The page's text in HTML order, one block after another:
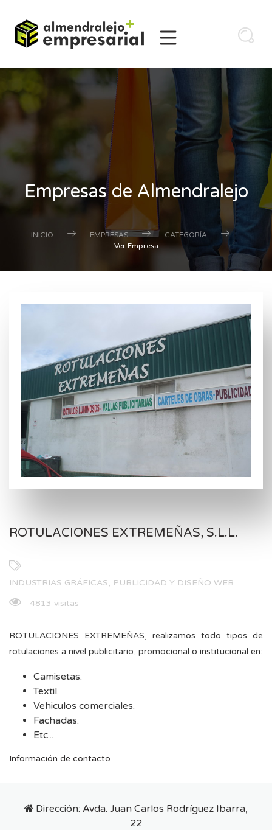
Empresas de Almendralejo
INICIO EMPRESAS
CATEGORÍA
Ver Empresa
ROTULACIONES EXTREMEÑAS, S.L.L.
INDUSTRIAS GRÁFICAS, PUBLICIDAD Y DISEÑO WEB
4813 visitas
ROTULACIONES EXTREMEÑAS, realizamos todo tipos de
rotulaciones a nivel publicitario, promocional o institucional en:
Camisetas.
Textil.
Vehiculos comerciales.
Fachadas.
Etc...
Información de contacto
Dirección: Avda. Juan Carlos Rodríguez Ibarra,
22